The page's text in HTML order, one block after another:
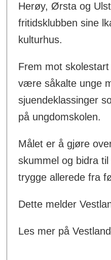
Herøy, Ørsta og
fritidsklubben sine
kulturhus.
Frem mot
være såkalte unge
sjuendeklassinger
på ungdomskolen.
Målet er å gjøre
skummel og bidra
trygge allerede fra
Dette melder
Les mer på